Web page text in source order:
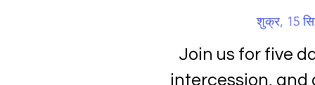
शुक्र, 15
Join us for five
intercession,